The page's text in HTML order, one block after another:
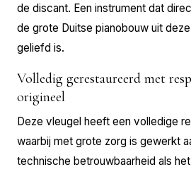
de discant. Een instrument dat
de grote Duitse pianobouw uit
geliefd is.
Volledig gerestaureerd met
origineel
Deze vleugel heeft een volledige
waarbij met grote zorg is gewerkt
technische betrouwbaarheid als